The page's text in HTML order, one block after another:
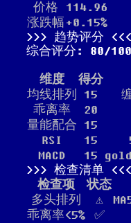
价格
114.96
涨跌幅 +0.15%
趋势评分
综合评分: 80/100
维度 得分
均线排列
15
乖离率
20
量能配合 15
RSI
15
MACD
15
检查清单
检查项
状态
多头排列
⚠️
乖离率<5%
✅